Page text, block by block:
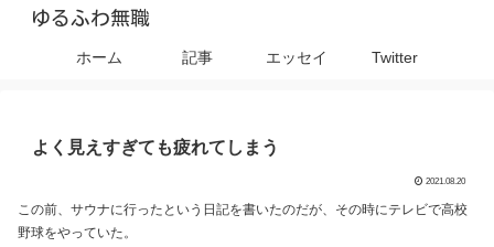
ゆるふわ無職
ホーム 記事 エッセイ Twitter
よく見えすぎても疲れてしまう
2021.08.20
この前、サウナに行ったという日記を書いたのだが、その時にテレビで高校
野球をやっていた。